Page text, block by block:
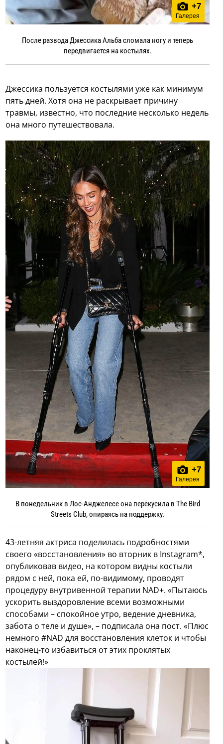
+7
Галерея
После развода Джессика Альба сломала ногу и теперь
передвигается на костылях.
Джессика пользуется костылями уже как минимум
пять дней. Хотя она не раскрывает причину
травмы, известно, что последние несколько недель
она много путешествовала.
+7
Галерея
В понедельник в Лос-Анджелесе она перекусила в The Bird
Streets Club, опираясь на поддержку.
43-летняя актриса поделилась подробностями
своего «восстановления» во вторник в Instagram*,
опубликовав видео, на котором видны костыли
рядом с ней, пока ей, по-видимому, проводят
процедуру внутривенной терапии NAD+. «Пытаюсь
ускорить выздоровление всеми возможными
способами – спокойное утро, ведение дневника,
забота о теле и душе», – подписала она пост. «Плюс
немного #NAD для восстановления клеток и чтобы
наконец-то избавиться от этих проклятых
костылей!»